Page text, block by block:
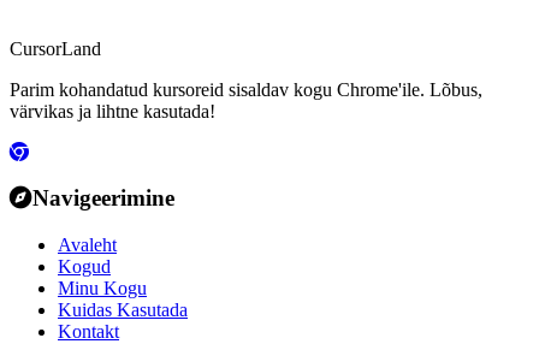
CursorLand
Parim kohandatud kursoreid sisaldav kogu Chrome'ile. Lõbus,
värvikas ja lihtne kasutada!
Navigeerimine
Avaleht
Kogud
Minu Kogu
Kuidas Kasutada
Kontakt